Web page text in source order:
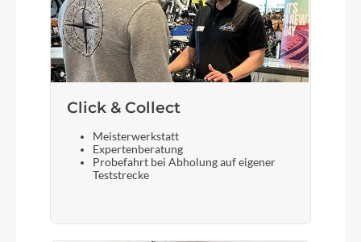
Click & Collect
Meisterwerkstatt
Expertenberatung
Probefahrt bei Abholung auf eigener
Teststrecke